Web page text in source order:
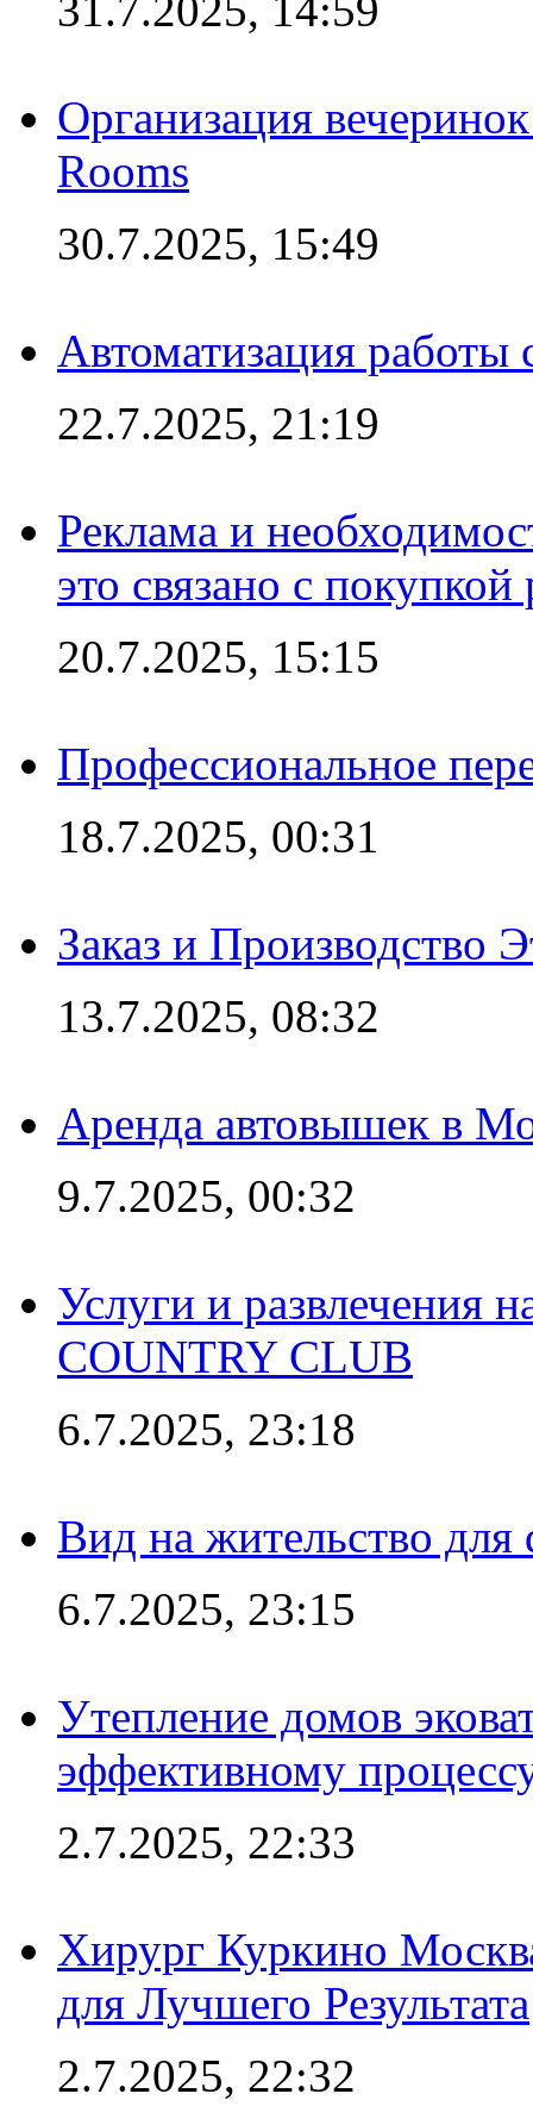
Организация
Rooms
30.7.2025, 15:49
Автоматизация работы
22.7.2025, 21:19
Реклама и
это связано с покупкой
20.7.2025, 15:15
Профессиональное
18.7.2025, 00:31
Заказ и Производство
13.7.2025, 08:32
Аренда автовышек в
9.7.2025, 00:32
Услуги и развлечения
COUNTRY CLUB
6.7.2025, 23:18
Вид на жительство
6.7.2025, 23:15
Утепление домов
эффективному
2.7.2025, 22:33
Хирург Куркино
для Лучшего Результата
2.7.2025, 22:32